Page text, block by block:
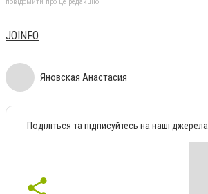
JOINFO
Яновская Анастасия
Поділіться та підписуйтесь на наші джерела